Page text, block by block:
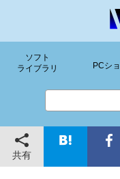
ソフト
ライブラリ
PCシ
共有